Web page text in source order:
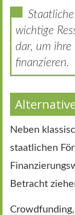
wichtige
dar, um
finanzieren.
Neben
staatlichen
Betracht
Crowdfunding,